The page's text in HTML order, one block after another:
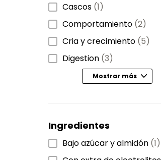
Cascos (1)
Comportamiento (2)
Cria y crecimiento (5)
Digestion (3)
Mostrar más
Ingredientes
Bajo azúcar y almidón (1)